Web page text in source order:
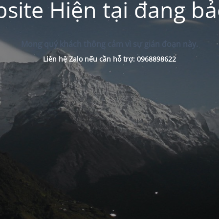
Hiện tại đang
Mong quý khách thông cảm vì sự gián đoạn này.
Liên hệ Zalo nếu cần hỗ trợ: 0968898622